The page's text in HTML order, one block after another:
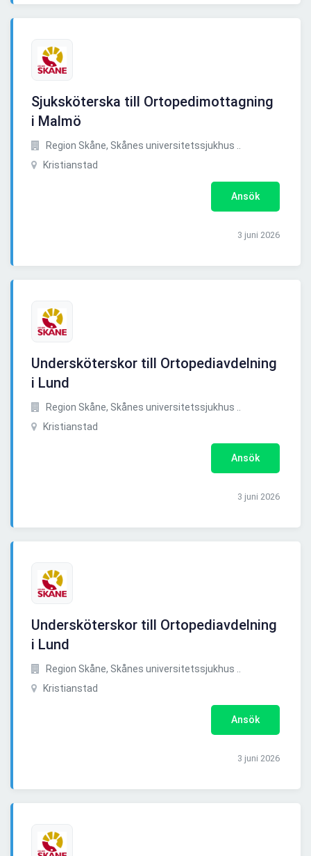
Sjuksköterska till Ortopedimottagning
i Malmö
Region Skåne, Skånes universitetssjukhus ..
Kristianstad
Ansök
3 juni 2026
Undersköterskor till Ortopediavdelning
i Lund
Region Skåne, Skånes universitetssjukhus ..
Kristianstad
Ansök
3 juni 2026
Undersköterskor till Ortopediavdelning
i Lund
Region Skåne, Skånes universitetssjukhus ..
Kristianstad
Ansök
3 juni 2026